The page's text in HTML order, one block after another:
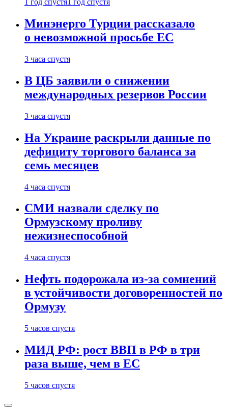
1 год спустя 1 год спустя
Минэнерго Турции рассказало
о невозможной просьбе ЕС
3 часа спустя
В ЦБ заявили о снижении
международных резервов России
3 часа спустя
На Украине раскрыли данные по
дефициту торгового баланса за
семь месяцев
4 часа спустя
СМИ назвали сделку по
Ормузскому проливу
нежизнеспособной
4 часа спустя
Нефть подорожала из-за сомнений
в устойчивости договоренностей по
Ормузу
5 часов спустя
МИД РФ: рост ВВП в РФ в три
раза выше, чем в ЕС
5 часов спустя